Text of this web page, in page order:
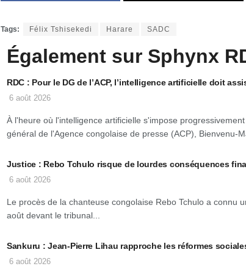
Tags: Félix Tshisekedi Harare SADC
Également sur Sphynx
RDC : Pour le DG de l’ACP, l’intelligence artificielle doit
6 août 2026
À l'heure où l'intelligence artificielle s'impose
général de l'Agence congolaise de presse (ACP), Bienvenu-
Justice : Rebo Tchulo risque de lourdes conséquences
6 août 2026
Le procès de la chanteuse congolaise Rebo Tchulo a connu
août devant le tribunal...
Sankuru : Jean-Pierre Lihau rapproche les réformes
6 août 2026